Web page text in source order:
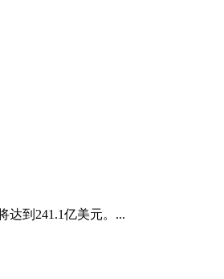
到241.1亿美元。...